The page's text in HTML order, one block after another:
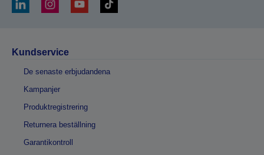
Kundservice
De senaste erbjudandena
Kampanjer
Produktregistrering
Returnera beställning
Garantikontroll